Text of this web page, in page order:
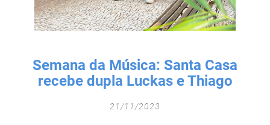
TODOS OS CAMPOS SÃO OBRIGATÓRIOS.
Semana da Música: Santa Casa
recebe dupla Luckas e Thiago
21/11/2023